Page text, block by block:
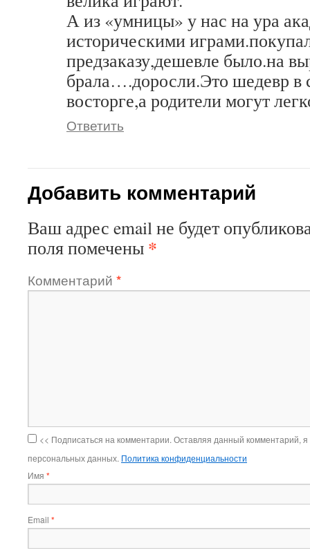
А из «умницы» у нас на ура
историческими
предзаказу,дешевле было.на
брала….доросли.Это шедевр в
восторге,а родители могут
Ответить
Добавить комментарий
Ваш адрес email не будет
поля помечены *
Комментарий *
<< Подписаться на комментарии. Оставляя данный комментарий,
персональных данных. Политика конфиденциальности
Имя *
Email *